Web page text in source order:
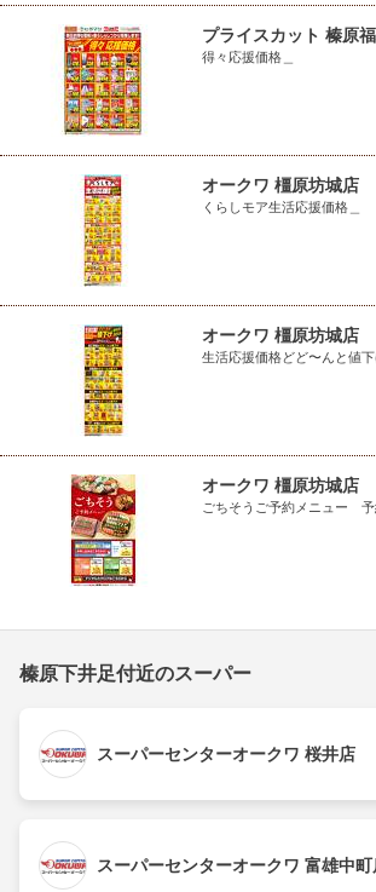
プライスカット 榛原
得々応援価格＿
オークワ 橿原坊城店
くらしモア生活応援価格＿
オークワ 橿原坊城店
生活応援価格どど〜んと値下
オークワ 橿原坊城店
ごちそうご予約メニュー 予
榛原下井足付近のスーパー
スーパーセンターオークワ 桜井店
スーパーセンターオークワ 富雄中町